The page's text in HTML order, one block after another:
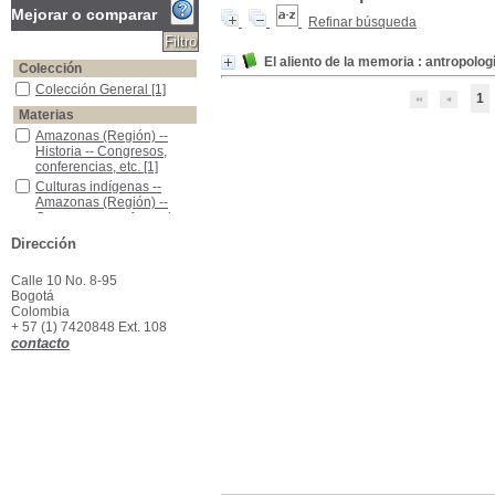
Refinar búsqueda
El aliento de la memoria :
1
Mejorar o comparar
Colección
Colección General
Colección General [1]
Materias
Amazonas (Región) -- Historia -- Congresos, conferencias, etc.
Amazonas (Región) --
Historia -- Congresos,
conferencias, etc. [1]
Culturas indígenas -- Amazonas (Región) -- Congresos, conferencias, etc.
Culturas indígenas --
Amazonas (Región) --
Congresos, conferencias,
[1]
Etnología -- Congresos, conferencias, etc.
Etnología -- Congresos,
Dirección
Calle 10 No. 8-95
Bogotá
Colombia
+ 57 (1) 7420848 Ext. 108
contacto